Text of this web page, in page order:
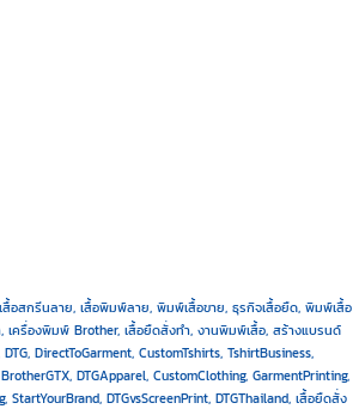
สื้อสกรีนลาย, เสื้อพิมพ์ลาย, พิมพ์เสื้อขาย, ธุรกิจเสื้อยืด, พิมพ์เสื้อ
ครื่องพิมพ์ Brother, เสื้อยืดสั่งทำ, งานพิมพ์เสื้อ, สร้างแบรนด์
DTG, DirectToGarment, CustomTshirts, TshirtBusiness,
DTGApparel, CustomClothing, GarmentPrinting,
StartYourBrand, DTGvsScreenPrint, DTGThailand, เสื้อยืดสั่ง